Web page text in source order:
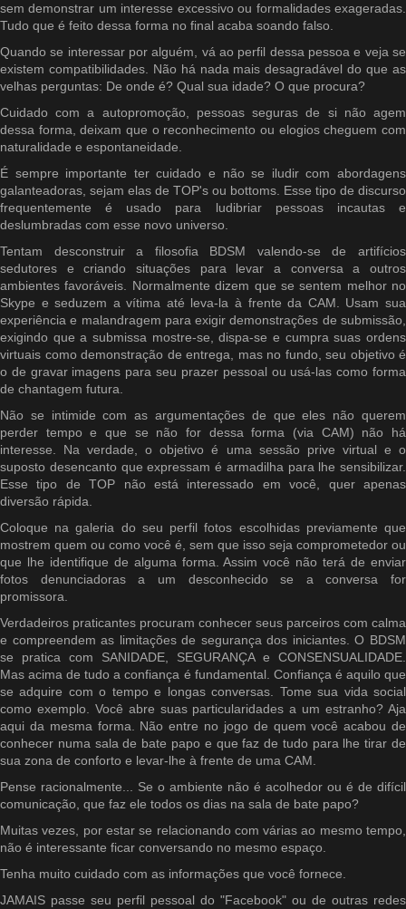
sem demonstrar um interesse excessivo ou formalidades exageradas.
Tudo que é feito dessa forma no final acaba soando falso.
Quando se interessar por alguém, vá ao perfil dessa pessoa e veja se
existem compatibilidades. Não há nada mais desagradável do que as
velhas perguntas: De onde é? Qual sua idade? O que procura?
Cuidado com a autopromoção, pessoas seguras de si não agem
dessa forma, deixam que o reconhecimento ou elogios cheguem com
naturalidade e espontaneidade.
É sempre importante ter cuidado e não se iludir com abordagens
galanteadoras, sejam elas de TOP's ou bottoms. Esse tipo de discurso
frequentemente é usado para ludibriar pessoas incautas e
deslumbradas com esse novo universo.
Tentam desconstruir a filosofia BDSM valendo-se de artifícios
sedutores e criando situações para levar a conversa a outros
ambientes favoráveis. Normalmente dizem que se sentem melhor no
Skype e seduzem a vítima até leva-la à frente da CAM. Usam sua
experiência e malandragem para exigir demonstrações de submissão,
exigindo que a submissa mostre-se, dispa-se e cumpra suas ordens
virtuais como demonstração de entrega, mas no fundo, seu objetivo é
o de gravar imagens para seu prazer pessoal ou usá-las como forma
de chantagem futura.
Não se intimide com as argumentações de que eles não querem
perder tempo e que se não for dessa forma (via CAM) não há
interesse. Na verdade, o objetivo é uma sessão prive virtual e o
suposto desencanto que expressam é armadilha para lhe sensibilizar.
Esse tipo de TOP não está interessado em você, quer apenas
diversão rápida.
Coloque na galeria do seu perfil fotos escolhidas previamente que
mostrem quem ou como você é, sem que isso seja comprometedor ou
que lhe identifique de alguma forma. Assim você não terá de enviar
fotos denunciadoras a um desconhecido se a conversa for
promissora.
Verdadeiros praticantes procuram conhecer seus parceiros com calma
e compreendem as limitações de segurança dos iniciantes. O BDSM
se pratica com SANIDADE, SEGURANÇA e CONSENSUALIDADE.
Mas acima de tudo a confiança é fundamental. Confiança é aquilo que
se adquire com o tempo e longas conversas. Tome sua vida social
como exemplo. Você abre suas particularidades a um estranho? Aja
aqui da mesma forma. Não entre no jogo de quem você acabou de
conhecer numa sala de bate papo e que faz de tudo para lhe tirar de
sua zona de conforto e levar-lhe à frente de uma CAM.
Pense racionalmente... Se o ambiente não é acolhedor ou é de difícil
comunicação, que faz ele todos os dias na sala de bate papo?
Muitas vezes, por estar se relacionando com várias ao mesmo tempo,
não é interessante ficar conversando no mesmo espaço.
Tenha muito cuidado com as informações que você fornece.
JAMAIS passe seu perfil pessoal do "Facebook" ou de outras redes